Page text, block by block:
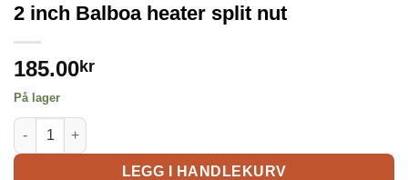
2 inch Balboa heater split nut
185.00kr
På lager
LEGG I HANDLEKURV